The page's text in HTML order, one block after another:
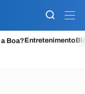
Boa?Entretenimento